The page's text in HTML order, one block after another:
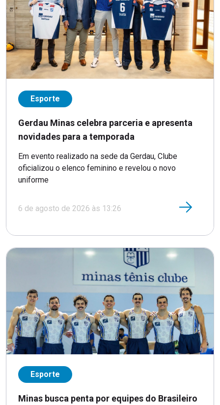
Esporte
Gerdau Minas celebra parceria e apresenta
novidades para a temporada
Em evento realizado na sede da Gerdau, Clube
oficializou o elenco feminino e revelou o novo
uniforme
6 de agosto de 2026 às 13:26
Esporte
Minas busca penta por equipes do Brasileiro